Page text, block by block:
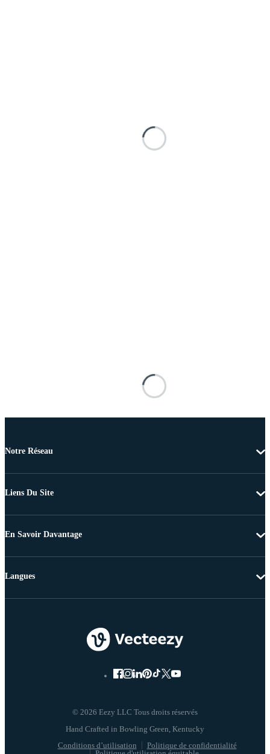
Notre Réseau
Liens Du Site
En Savoir Davantage
© 2026 Eezy LLC Tous droits réservés
Conditions d’utilisation
Politique de confidentialité
Langues